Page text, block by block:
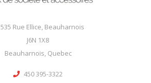
535 Rue Ellice, Beauharnois
J6N 1X8
Beauharnois, Quebec
450 395-3322